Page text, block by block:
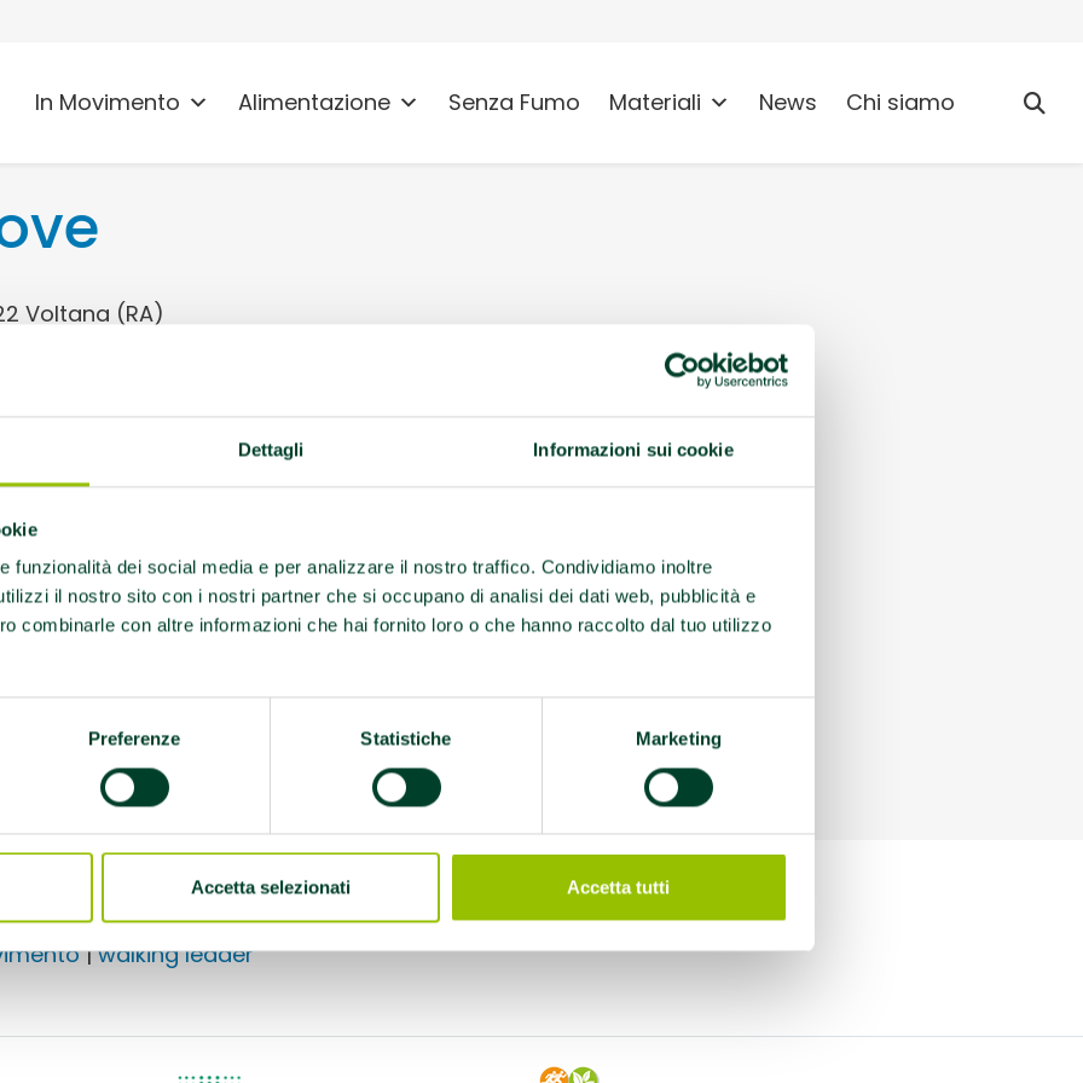
Dettagli Informazioni sui cookie
funzionalità dei social media e per analizzare il nostro traffico. Condividiamo inoltre
il nostro sito con i nostri partner che si occupano di analisi dei dati web, pubblicità e
combinarle con altre informazioni che hai fornito loro o che hanno raccolto dal tuo utilizzo
Preferenze Statistiche Marketing
Accetta selezionati Accetta tutti
In Movimento Alimentazione Senza Fumo Materiali News Chi siamo
Voltana (RA)
Saturno Montanari
Elena Pelliconi
|walking leader